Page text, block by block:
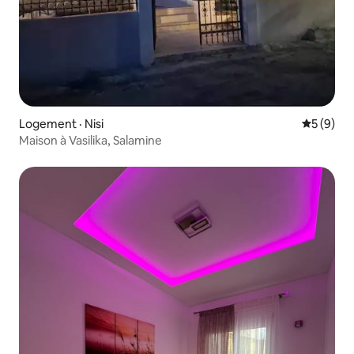
Logement · Nisi Note
5 (9)
Maison à Vasilika, Salamine